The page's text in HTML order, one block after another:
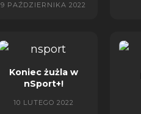
9 PAŹDZIERNIKA 2022
Koniec żużla w
nSport+!
10 LUTEGO 2022